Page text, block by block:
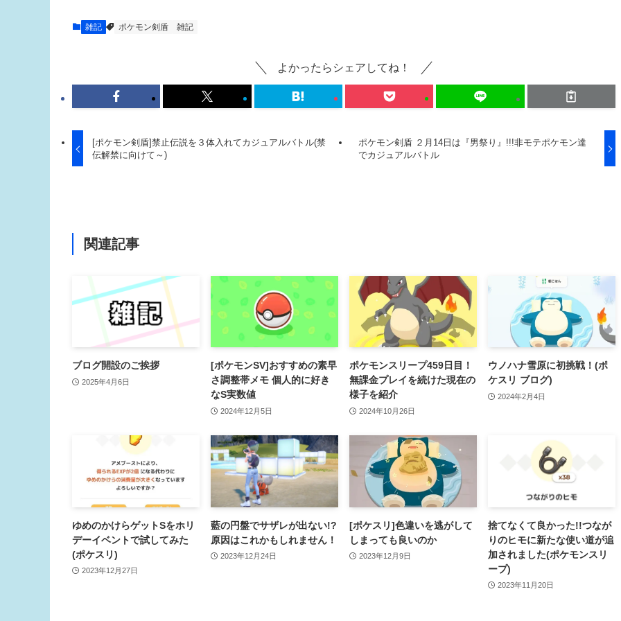
雑記 ポケモン剣盾 雑記
よかったらシェアしてね！
[ポケモン剣盾]禁止伝説を３体入れてカジュアルバトル(禁
伝解禁に向けて～)
ポケモン剣盾 ２月14日は『男祭り』!!!非モテポケモン達
でカジュアルバトル
関連記事
ブログ開設のご挨拶
2025年4月6日
[ポケモンSV]おすすめの素早
さ調整帯メモ 個人的に好き
なS実数値
2024年12月5日
ポケモンスリープ459日目！
無課金プレイを続けた現在の
様子を紹介
2024年10月26日
ウノハナ雪原に初挑戦！(ポ
ケスリ ブログ)
2024年2月4日
ゆめのかけらゲットSをホリ
デーイベントで試してみた
(ポケスリ)
2023年12月27日
藍の円盤でサザレが出ない!?
原因はこれかもしれません！
2023年12月24日
[ポケスリ]色違いを逃がして
しまっても良いのか
2023年12月9日
捨てなくて良かった!!つなが
りのヒモに新たな使い道が追
加されました(ポケモンスリ
ープ)
2023年11月20日